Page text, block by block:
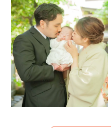
○撮影スケジュールが○の場合
まっている場合もございます
幸いです。
.
○祝い着を含む、小物などの
ん。
.
○スケジュールの仮押さえには
リクエストをいただき承諾後